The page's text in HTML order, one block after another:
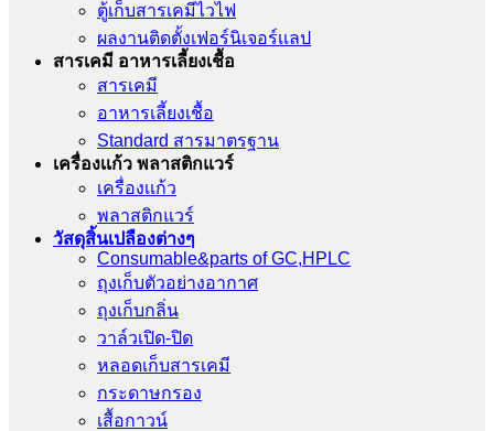
ตู้เก็บสารเคมีไวไฟ
ผลงานติดตั้งเฟอร์นิเจอร์เเลป
สารเคมี อาหารเลี้ยงเชื้อ
สารเคมี
อาหารเลี้ยงเชื้อ
Standard สารมาตรฐาน
เครื่องเเก้ว พลาสติกแวร์
เครื่องเเก้ว
พลาสติกแวร์
วัสดุสิ้นเปลืองต่างๆ
Consumable&parts of GC,HPLC
ถุงเก็บตัวอย่างอากาศ
ถุงเก็บกลิ่น
วาล์วเปิด-ปิด
หลอดเก็บสารเคมี
กระดาษกรอง
เสื้อกาวน์